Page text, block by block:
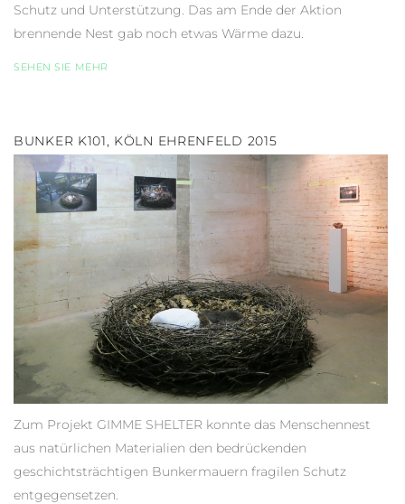
Schutz und Unterstützung. Das am Ende der Aktion
brennende Nest gab noch etwas Wärme dazu.
SEHEN SIE MEHR
BUNKER K101, KÖLN EHRENFELD 2015
Zum Projekt GIMME SHELTER konnte das Menschennest
aus natürlichen Materialien den bedrückenden
geschichtsträchtigen Bunkermauern fragilen Schutz
entgegensetzen.